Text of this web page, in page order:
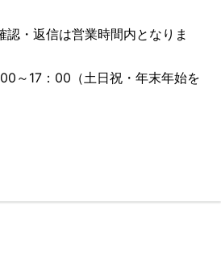
・返信は営業時間内となりま
～17：00（土日祝・年末年始を